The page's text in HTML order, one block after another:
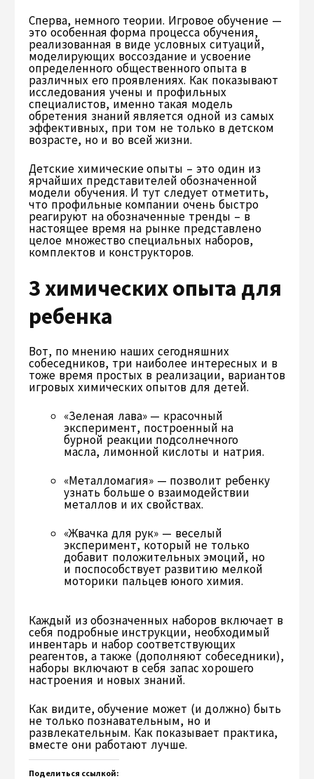
Сперва, немного теории. Игровое обучение —
это особенная форма процесса обучения,
реализованная в виде условных ситуаций,
моделирующих воссоздание и усвоение
определенного общественного опыта в
различных его проявлениях. Как показывают
исследования учены и профильных
специалистов, именно такая модель
обретения знаний является одной из самых
эффективных, при том не только в детском
возрасте, но и во всей жизни.
Детские химические опыты – это один из
ярчайших представителей обозначенной
модели обучения. И тут следует отметить,
что профильные компании очень быстро
реагируют на обозначенные тренды – в
настоящее время на рынке представлено
целое множество специальных наборов,
комплектов и конструкторов.
3 химических опыта для
ребенка
Вот, по мнению наших сегодняшних
собеседников, три наиболее интересных и в
тоже время простых в реализации, вариантов
игровых химических опытов для детей.
«Зеленая лава» — красочный
эксперимент, построенный на
бурной реакции подсолнечного
масла, лимонной кислоты и натрия.
«Металломагия» — позволит ребенку
узнать больше о взаимодействии
металлов и их свойствах.
«Жвачка для рук» — веселый
эксперимент, который не только
добавит положительных эмоций, но
и поспособствует развитию мелкой
моторики пальцев юного химия.
Каждый из обозначенных наборов включает в
себя подробные инструкции, необходимый
инвентарь и набор соответствующих
реагентов, а также (дополняют собеседники),
наборы включают в себя запас хорошего
настроения и новых знаний.
Как видите, обучение может (и должно) быть
не только познавательным, но и
развлекательным. Как показывает практика,
вместе они работают лучше.
Поделиться ссылкой: